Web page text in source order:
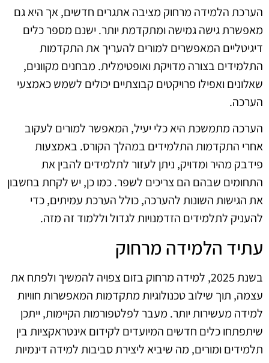
הערכת הלמידה מרחוק מציבה אתגרים חדשים, אך היא גם
מאפשרת גישה גמישה ומתקדמת יותר. ישנם מספר כלים
דיגיטליים המאפשרים למורים להעריך את התקדמות
התלמידים בצורה מדויקת ואופטימלית. מבחנים מקוונים,
שאלונים ואפילו פרויקטים קבוצתיים יכולים לשמש כאמצעי
הערכה.
הערכה מתמשכת היא כלי יעיל, המאפשר למורים לעקוב
אחרי התקדמות התלמידים במהלך הקורס. באמצעות
פידבק מהיר ומדויק, ניתן לעזור לתלמידים להבין את
התחומים שבהם הם צריכים לשפר. כמו כן, יש לקחת בחשבון
את הגישות השונות להערכה, כולל הערכת עמיתים, כדי
להעניק לתלמידים הזדמנויות לגדול וללמוד זה מזה.
עתיד הלמידה מרחוק
בשנת 2025, למידה מרחוק בזום צפויה להמשיך ולפתח את
עצמה, תוך שילוב טכנולוגיות מתקדמות המאפשרות חוויות
למידה מעשירות יותר. מעבר לפלטפורמות הקיימות, ייתכן
שיתפתחו כלים חדשים המיועדים לקידום אינטראקציות בין
תלמידים ומורים, מה שיביא ליצירת סביבות למידה דינמיות